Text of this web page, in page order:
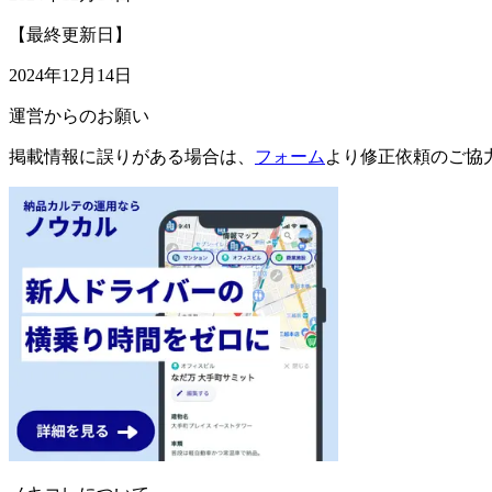
【最終更新日】
2024年12月14日
運営からのお願い
掲載情報に誤りがある場合は、 フォーム より修正依頼のご協